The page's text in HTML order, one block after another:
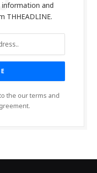
and
THHEADLINE.
the our terms and